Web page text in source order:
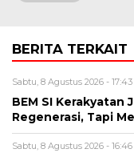
BERITA TERKAIT
Sabtu, 8 Agustus 2026 -
BEM SI Kerakyatan
Regenerasi, Tapi
Sabtu, 8 Agustus 2026 -